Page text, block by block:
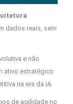
dados reais, sem
e não
ativo estratégico
na era da IA.
de agilidade no